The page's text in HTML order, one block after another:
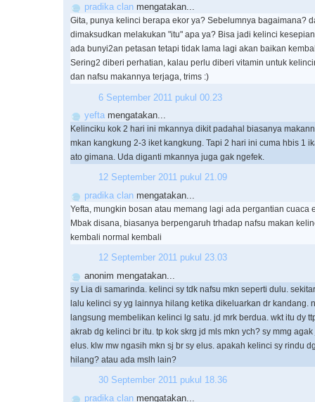
pradika clan mengatakan...
Gita, punya kelinci berapa ekor ya? Sebelumnya bagaimana?
dimaksudkan melakukan "itu" apa ya? Bisa jadi kelinci
ada bunyi2an petasan tetapi tidak lama lagi akan baikan
Sering2 diberi perhatian, kalau perlu diberi vitamin untuk
dan nafsu makannya terjaga, trims :)
6 September 2011 pukul 00.23
yefta mengatakan...
Kelinciku kok 2 hari ini mkannya dikit padahal biasanya
mkan kangkung 2-3 iket kangkung. Tapi 2 hari ini cuma hbis 1
ato gimana. Uda diganti mkannya juga gak ngefek.
12 September 2011 pukul 21.09
pradika clan mengatakan...
Yefta, mungkin bosan atau memang lagi ada pergantian cuaca
Mbak disana, biasanya berpengaruh trhadap nafsu makan
kembali normal kembali
12 September 2011 pukul 23.03
anonim mengatakan...
sy Lia di samarinda. kelinci sy tdk nafsu mkn seperti dulu.
lalu kelinci sy yg lainnya hilang ketika dikeluarkan dr kandang.
langsung membelikan kelinci lg satu. jd mrk berdua. wkt itu dy
akrab dg kelinci br itu. tp kok skrg jd mls mkn ych? sy mmg
elus. klw mw ngasih mkn sj br sy elus. apakah kelinci sy rindu
hilang? atau ada mslh lain?
30 September 2011 pukul 18.36
pradika clan mengatakan...